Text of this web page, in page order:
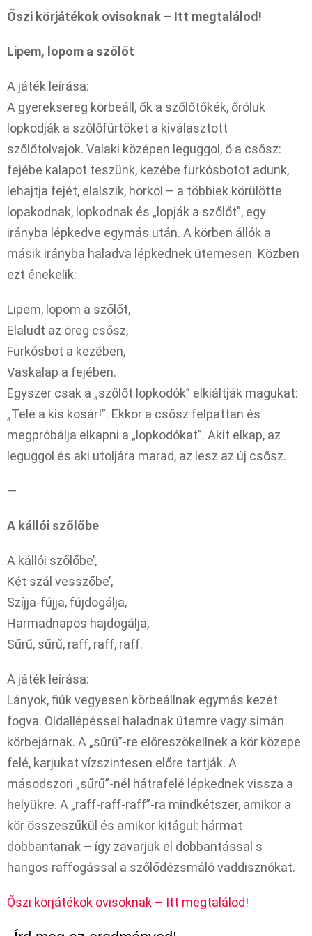
Őszi körjátékok ovisoknak – Itt megtalálod!
Lipem, lopom a szőlőt
A játék leírása:
A gyereksereg körbeáll, ők a szőlőtőkék, őróluk
lopkodják a szőlőfürtöket a kiválasztott
szőlőtolvajok. Valaki középen leguggol, ő a csősz:
fejébe kalapot teszünk, kezébe furkósbotot adunk,
lehajtja fejét, elalszik, horkol – a többiek körülötte
lopakodnak, lopkodnak és „lopják a szőlőt”, egy
irányba lépkedve egymás után. A körben állók a
másik irányba haladva lépkednek ütemesen. Közben
ezt énekelik:
Lipem, lopom a szőlőt,
Elaludt az öreg csősz,
Furkósbot a kezében,
Vaskalap a fejében.
Egyszer csak a „szőlőt lopkodók” elkiáltják magukat:
„Tele a kis kosár!”. Ekkor a csősz felpattan és
megpróbálja elkapni a „lopkodókat”. Akit elkap, az
leguggol és aki utoljára marad, az lesz az új csősz.
—
A kállói szőlőbe
A kállói szőlőbe’,
Két szál vesszőbe’,
Szíjja-fújja, fújdogálja,
Harmadnapos hajdogálja,
Sűrű, sűrű, raff, raff, raff.
A játék leírása:
Lányok, fiúk vegyesen körbeállnak egymás kezét
fogva. Oldallépéssel haladnak ütemre vagy simán
körbejárnak. A „sűrű”-re előreszökellnek a kör közepe
felé, karjukat vízszintesen előre tartják. A
másodszori „sűrű”-nél hátrafelé lépkednek vissza a
helyükre. A „raff-raff-raff”-ra mindkétszer, amikor a
kör összeszűkül és amikor kitágul: hármat
dobbantanak – így zavarjuk el dobbantással s
hangos raffogással a szőlődézsmáló vaddisznókat.
Őszi körjátékok ovisoknak – Itt megtalálod!